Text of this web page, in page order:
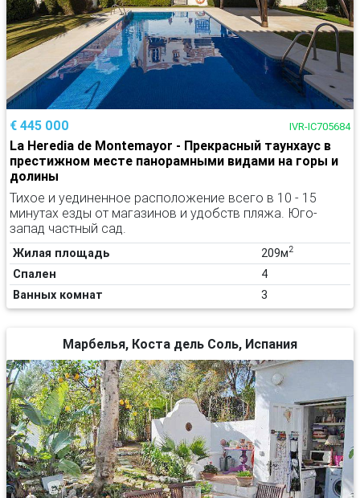
€ 445 000 IVR-IC705684
La Heredia de Montemayor - Прекрасный таунхаус в
престижном месте панорамными видами на горы и
долины
Тихое и уединенное расположение всего в 10 - 15
минутах езды от магазинов и удобств пляжа. Юго-
запад частный сад.
Жилая площадь 209м2
Спален
4
Ванных комнат
3
Марбелья, Коста дель Соль, Испания